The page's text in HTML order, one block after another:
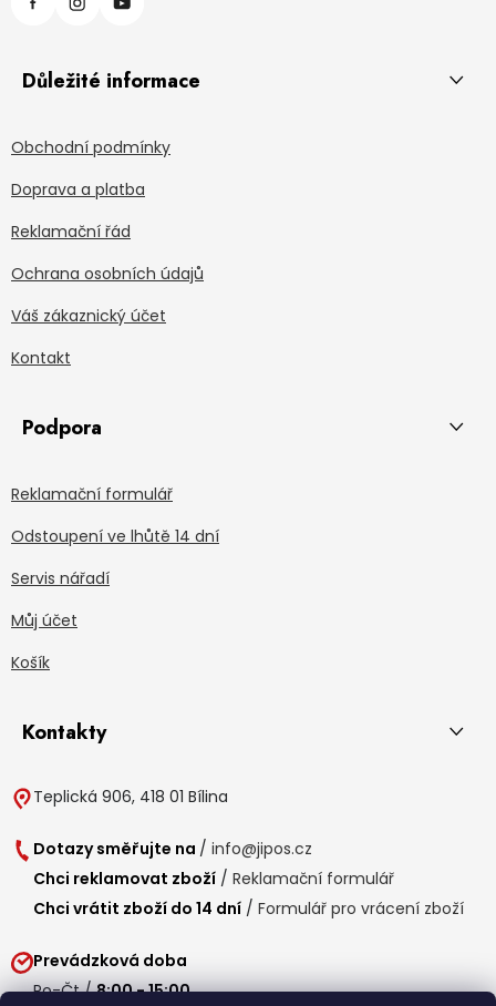
Důležité informace
Obchodní podmínky
Doprava a platba
Reklamační řád
Ochrana osobních údajů
Váš zákaznický účet
Kontakt
Podpora
Reklamační formulář
Odstoupení ve lhůtě 14 dní
Servis nářadí
Můj účet
Košík
Kontakty
Teplická 906, 418 01 Bílina
Dotazy směřujte na / info@jipos.cz
Chci reklamovat zboží / Reklamační formulář
Chci vrátit zboží do 14 dní / Formulář pro vrácení zboží
Prevádzková doba
Po-Čt /8:00 - 15:00